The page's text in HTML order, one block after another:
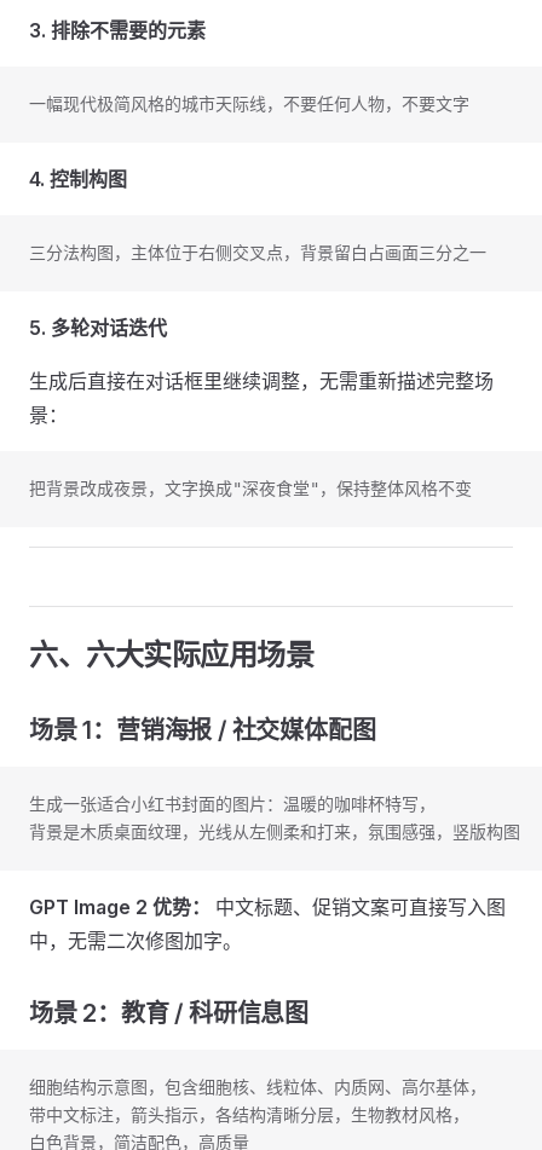
3. 排除不需要的元素
一幅现代极简风格的城市天际线，不要任何人物，不要文字
4. 控制构图
三分法构图，主体位于右侧交叉点，背景留白占画面三分之一
5. 多轮对话迭代
生成后直接在对话框里继续调整，无需重新描述完整场
景：
把背景改成夜景，文字换成"深夜食堂"，保持整体风格不变
六、六大实际应用场景
场景 1：营销海报 / 社交媒体配图
生成一张适合小红书封面的图片：温暖的咖啡杯特写，
背景是木质桌面纹理，光线从左侧柔和打来，氛围感强，竖版构图
GPT Image 2 优势：
中文标题、促销文案可直接写入图
中，无需二次修图加字。
场景 2：教育 / 科研信息图
细胞结构示意图，包含细胞核、线粒体、内质网、高尔基体，
带中文标注，箭头指示，各结构清晰分层，生物教材风格，
白色背景，简洁配色，高质量